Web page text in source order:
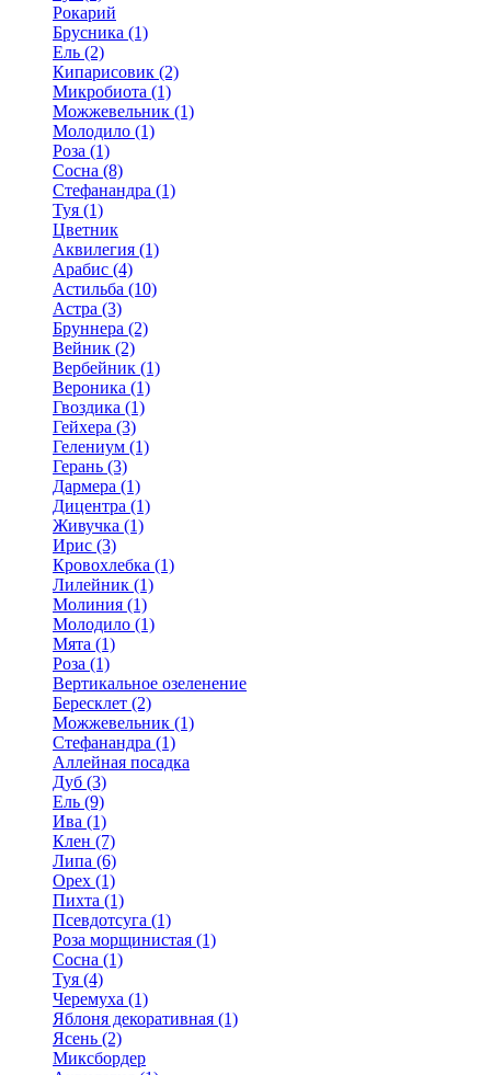
Рокарий
Брусника (1)
Ель (2)
Кипарисовик (2)
Микробиота (1)
Можжевельник (1)
Молодило (1)
Роза (1)
Сосна (8)
Стефанандра (1)
Туя (1)
Цветник
Аквилегия (1)
Арабис (4)
Астильба (10)
Астра (3)
Бруннера (2)
Вейник (2)
Вербейник (1)
Вероника (1)
Гвоздика (1)
Гейхера (3)
Гелениум (1)
Герань (3)
Дармера (1)
Дицентра (1)
Живучка (1)
Ирис (3)
Кровохлебка (1)
Лилейник (1)
Молиния (1)
Молодило (1)
Мята (1)
Роза (1)
Вертикальное озеленение
Бересклет (2)
Можжевельник (1)
Стефанандра (1)
Аллейная посадка
Дуб (3)
Ель (9)
Ива (1)
Клен (7)
Липа (6)
Орех (1)
Пихта (1)
Псевдотсуга (1)
Роза морщинистая (1)
Сосна (1)
Туя (4)
Черемуха (1)
Яблоня декоративная (1)
Ясень (2)
Миксбордер